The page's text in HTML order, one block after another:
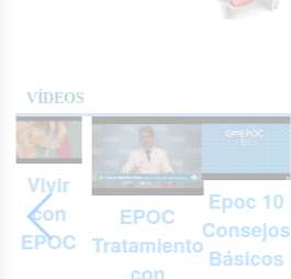
VÍDEOS
Vivir
con
EPOC
EPOC
Tratamiento
Epoc 10
Consejos
Básicos